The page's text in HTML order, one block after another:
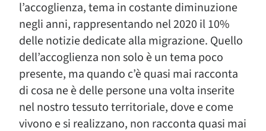
l’accoglienza, tema in costante diminuzione
negli anni, rappresentando nel 2020 il 10%
delle notizie dedicate alla migrazione. Quello
dell’accoglienza non solo è un tema poco
presente, ma quando c’è quasi mai racconta
di cosa ne è delle persone una volta inserite
nel nostro tessuto territoriale, dove e come
vivono e si realizzano, non racconta quasi mai